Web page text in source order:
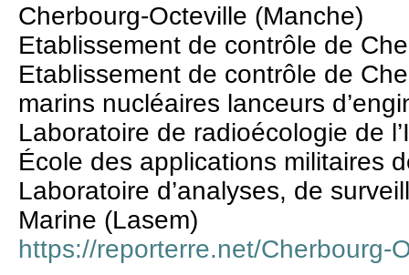
Cherbourg-Octeville (Manche)
Etablissement de contrôle de
Etablissement de contrôle de
marins nucléaires lanceurs
Laboratoire de radioécologie de
École des applications militaires
Laboratoire d’analyses, de
Marine (Lasem)
https://reporterre.net/Cherbourg-